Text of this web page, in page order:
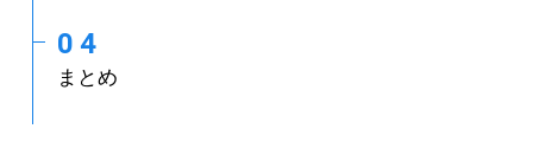
04
まとめ